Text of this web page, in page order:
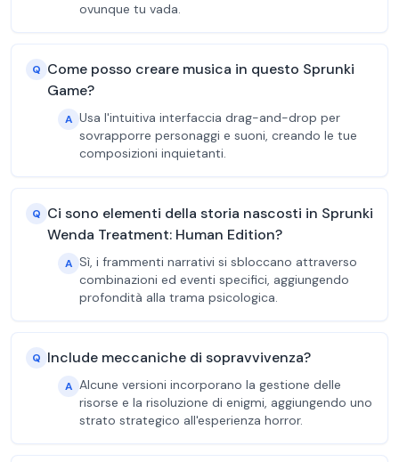
ovunque tu vada.
Q Come posso creare musica in questo Sprunki
Game?
A Usa l'intuitiva interfaccia drag-and-drop per
sovrapporre personaggi e suoni, creando le tue
composizioni inquietanti.
Q Ci sono elementi della storia nascosti in Sprunki
Wenda Treatment: Human Edition?
A Sì, i frammenti narrativi si sbloccano attraverso
combinazioni ed eventi specifici, aggiungendo
profondità alla trama psicologica.
Q Include meccaniche di sopravvivenza?
A Alcune versioni incorporano la gestione delle
risorse e la risoluzione di enigmi, aggiungendo uno
strato strategico all'esperienza horror.